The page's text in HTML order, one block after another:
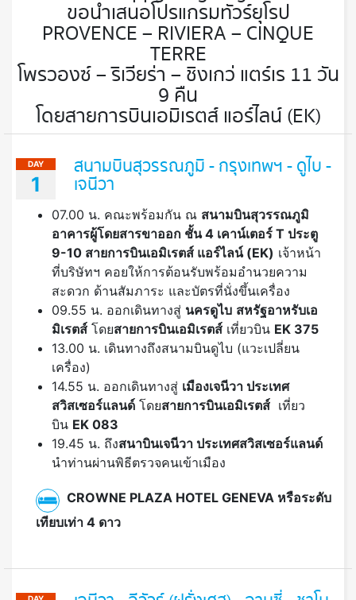
ขอนำเสนอโปรแกรมทัวร์ยุโรป
PROVENCE – RIVIERA – CINQUE
TERRE
โพรวองซ์ – ริเวียร่า – ชิงเกว่ แตร์เร 11 วัน
9 คืน
โดยสายการบินเอมิเรตส์ แอร์ไลน์ (EK)
DAY
1
สนามบินสุวรรณภูมิ - กรุงเทพฯ - ดูไบ -
เจนีวา
07.00 น. คณะพร้อมกัน ณ สนามบินสุวรรณภูมิ
อาคารผู้โดยสารขาออก ชั้น4 เคาน์เตอร์ T ประตู
9-10 สายการบินเอมิเรตส์ แอร์ไลน์ (EK) เจ้าหน้า
ที่บริษัทฯ คอยให้การต้อนรับพร้อมอำนวยความ
สะดวก ด้านสัมภาระ และบัตรที่นั่งขึ้นเครื่อง
09.55 น. ออกเดินทางสู่ นครดูไบ สหรัฐอาหรับเอ
มิเรตส์ โดยสายการบินเอมิเรตส์ เที่ยวบิน EK 375
13.00 น. เดินทางถึงสนามบินดูไบ (แวะเปลี่ยน
เครื่อง)
14.55 น. ออกเดินทางสู่ เมืองเจนีวา ประเทศ
สวิสเซอร์แลนด์ โดยสายการบินเอมิเรตส์ เที่ยว
บิน EK 083
19.45 น. ถึงสนาบินเจนีวา ประเทศสวิสเซอร์แลนด์
นำท่านผ่านพิธีตรวจคนเข้าเมือง
CROWNE PLAZA HOTEL GENEVA หรือระดับ
เทียบเท่า 4 ดาว